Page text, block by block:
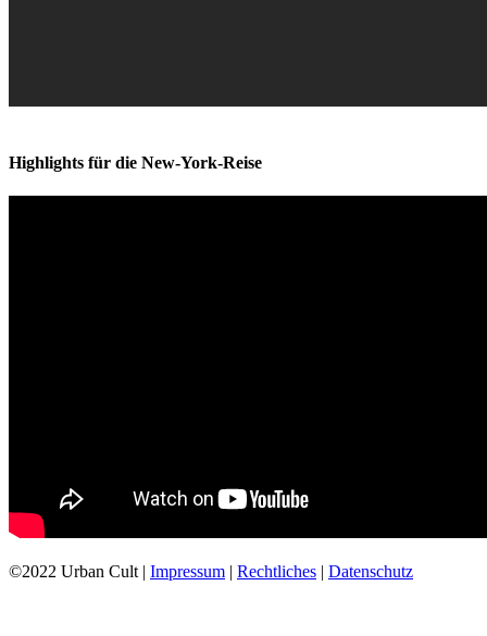
Highlights für die New-York-Reise
©2022 Urban Cult | Impressum | Rechtliches | Datenschutz